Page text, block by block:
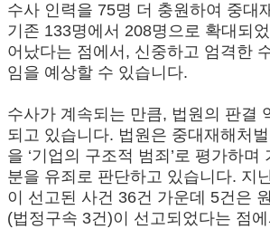
수사 인력을 75명 더 충원하여 중대
기존 133명에서 208명으로 확대되
어났다는 점에서, 신중하고 엄격한
임을 예상할 수 있습니다.
수사가 계속되는 만큼, 법원의 판결
되고 있습니다. 법원은 중대재해처
을 ‘기업의 구조적 범죄’로 평가하며
분을 유죄로 판단하고 있습니다. 지
이 선고된 사건 36건 가운데 5건은
(법정구속 3건)이 선고되었다는 점